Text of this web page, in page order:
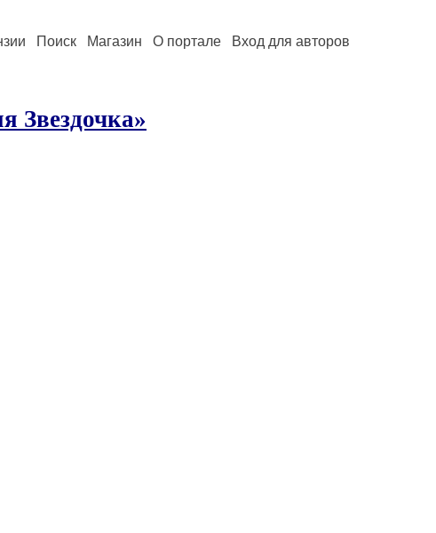
Поиск Магазин О портале Вход для авторов
Звездочка»